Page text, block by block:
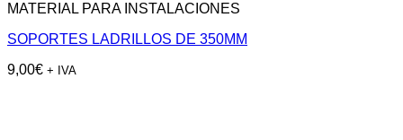
MATERIAL PARA INSTALACIONES
SOPORTES LADRILLOS DE 350MM
9,00€ + IVA